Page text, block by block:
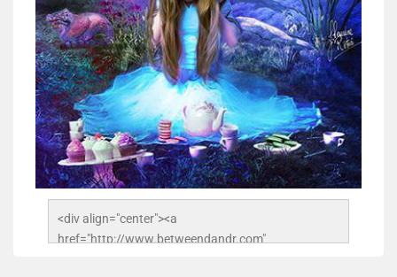
<div align="center"><a
href="http://www.betweendandr.com"